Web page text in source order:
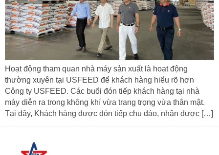
Hoạt động tham quan nhà máy sản xuất là hoạt động
thường xuyên tại USFEED để khách hàng hiểu rõ hơn
Công ty USFEED. Các buổi đón tiếp khách hàng tại nhà
máy diễn ra trong không khí vừa trang trọng vừa thân mật.
Tại đây, Khách hàng được đón tiếp chu đáo, nhận được […]